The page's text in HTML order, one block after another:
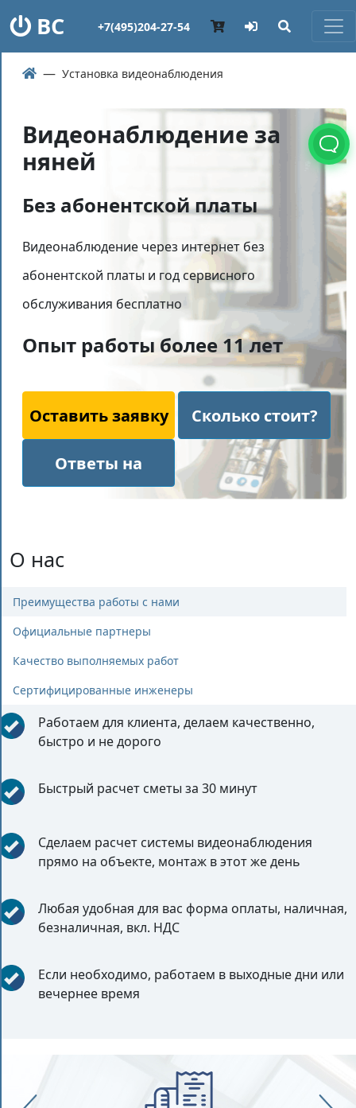
ВС +7(495)204-27-54
Установка видеонаблюдения
Видеонаблюдение за
няней
Без абонентской платы
Видеонаблюдение через интернет без
абонентской платы и год сервисного
обслуживания бесплатно
Опыт работы более 11 лет
Оставить заявку Сколько стоит?
Ответы на
О нас
Преимущества работы с нами
Официальные партнеры
Качество выполняемых работ
Сертифицированные инженеры
Работаем для клиента, делаем качественно,
быстро и не дорого
Быстрый расчет сметы за 30 минут
Сделаем расчет системы видеонаблюдения
прямо на объекте, монтаж в этот же день
Любая удобная для вас форма оплаты, наличная,
безналичная, вкл. НДС
Если необходимо, работаем в выходные дни или
вечернее время